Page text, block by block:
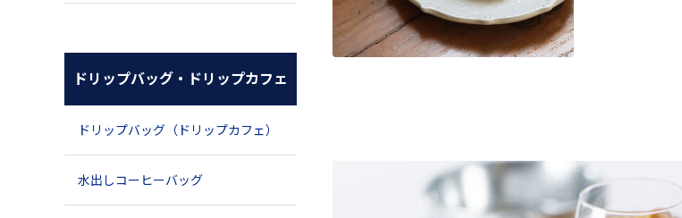
ドリップバッグ・ドリップカフェ
ドリップバッグ（ドリップカフェ）
水出しコーヒーバッグ